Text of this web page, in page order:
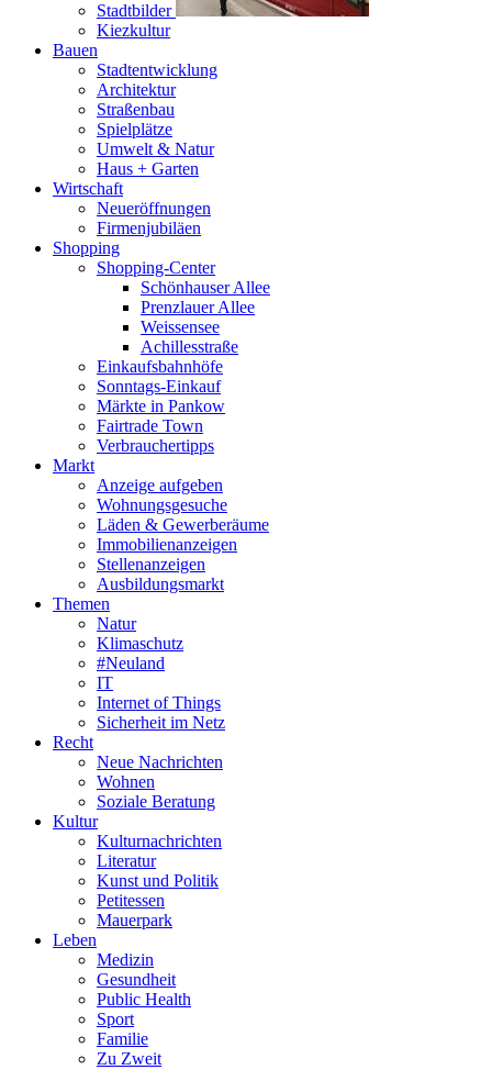
Stadtbilder
Kiezkultur
Bauen
Stadtentwicklung
Architektur
Straßenbau
Spielplätze
Umwelt & Natur
Haus + Garten
Wirtschaft
Neueröffnungen
Firmenjubiläen
Shopping
Shopping-Center
Schönhauser Allee
Prenzlauer Allee
Weissensee
Achillesstraße
Einkaufsbahnhöfe
Sonntags-Einkauf
Märkte in Pankow
Fairtrade Town
Verbrauchertipps
Markt
Anzeige aufgeben
Wohnungsgesuche
Läden & Gewerberäume
Immobilienanzeigen
Stellenanzeigen
Ausbildungsmarkt
Themen
Natur
Klimaschutz
#Neuland
IT
Internet of Things
Sicherheit im Netz
Recht
Neue Nachrichten
Wohnen
Soziale Beratung
Kultur
Kulturnachrichten
Literatur
Kunst und Politik
Petitessen
Mauerpark
Leben
Medizin
Gesundheit
Public Health
Sport
Familie
Zu Zweit